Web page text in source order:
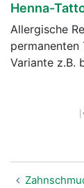
Henna-
Allergische
Variante z.B.